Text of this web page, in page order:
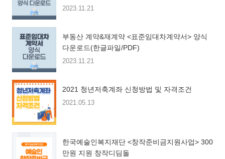
2023.11.21
부동산 계약&재계약 <표준임대차계약서> 양식
다운로드(한글파일/PDF)
2023.11.21
2021 청년저축계좌 신청방법 및 자격조건
2021.05.13
한국예술인복지재단 <창작준비금지원사업> 300
만원 지원 창작디딤돌